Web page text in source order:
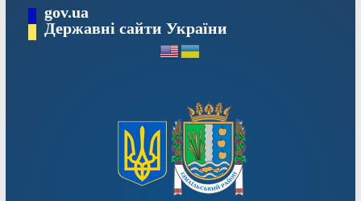
вмісту
gov.ua
Державні сайти України